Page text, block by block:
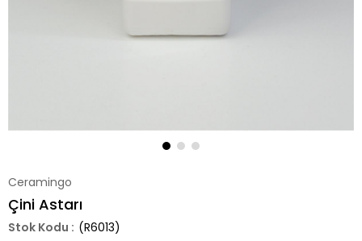
Ceramingo
Çini Astarı
(R6013)